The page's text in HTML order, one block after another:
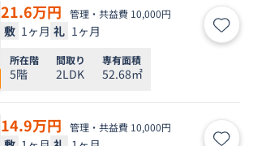
21.6万円 管理・共益費 10,000円
敷 1ヶ月 礼 1ヶ月 お気
所在階
5階
間取り
2LDK
専有面積
52.68㎡
14.9万円 管理・共益費 10,000円